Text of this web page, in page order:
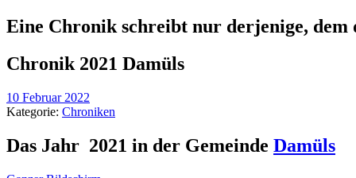
Eine Chronik schreibt nur derjenige, dem
Chronik 2021 Damüls
10 Februar 2022
Kategorie: Chroniken
Das Jahr 2021 in der Gemeinde Damüls